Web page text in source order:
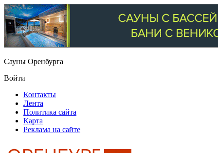
Сауны Оренбурга
Войти
Контакты
Лента
Политика сайта
Карта
Реклама на сайте